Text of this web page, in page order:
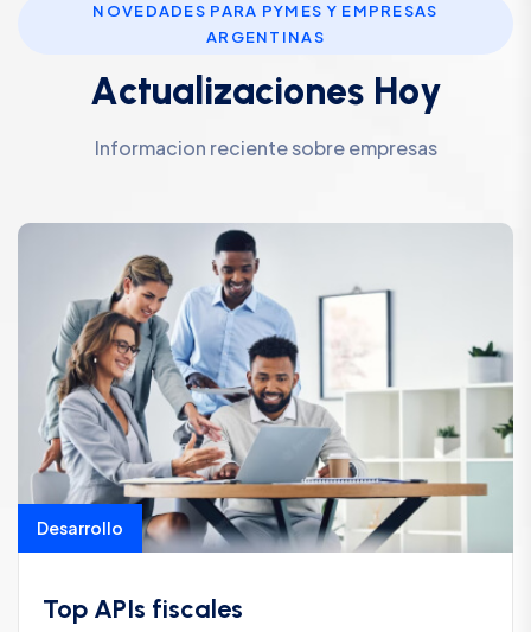
NOVEDADES PARA PYMES Y EMPRESAS
ARGENTINAS
Actua izaciones Hoy
Informacion reciente sobre empresas
Desarrollo
Top APIs fiscales